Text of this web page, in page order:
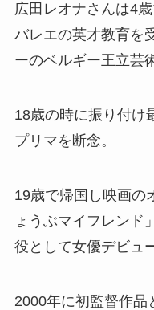
広田レオナさんは4
バレエの英才教育を
ーのベルギー王立芸
18歳の時に振り付け
プリマを断念。
19歳で帰国し映画の
ょうぶマイフレンド
役として女優デビュ
2000年に初監督作品